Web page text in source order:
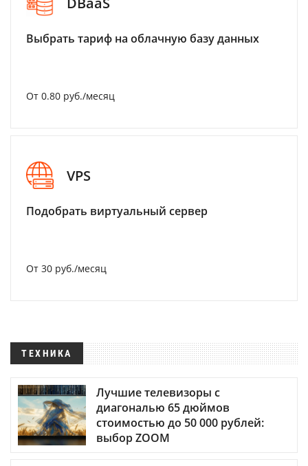
Выбрать тариф на облачную базу данных
От 0.80 руб./месяц
VPS
Подобрать виртуальный сервер
От 30 руб./месяц
ТЕХНИКА
Лучшие телевизоры с
диагональю 65 дюймов
стоимостью до 50 000 рублей:
выбор ZOOM